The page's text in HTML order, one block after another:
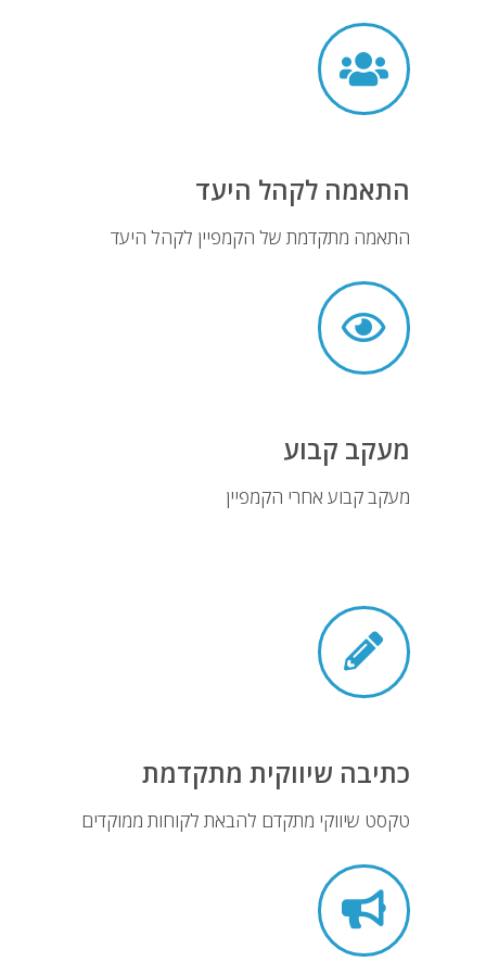
התאמה לקהל היעד
התאמה מתקדמת של הקמפיין לקהל היעד
מעקב קבוע
מעקב קבוע אחרי הקמפיין
כתיבה שיווקית מתקדמת
טקסט שיווקי מתקדם להבאת לקוחות ממוקדים